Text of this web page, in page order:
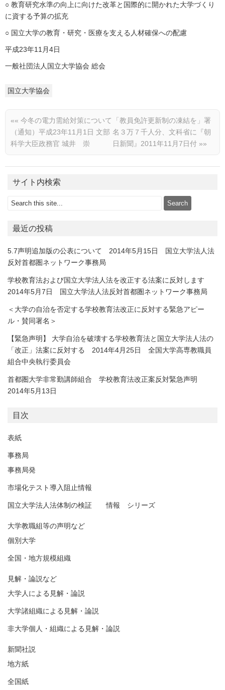
○ 教育研究水準の向上に向けた改革と国際的に開かれた大学づくり
に資する予算の拡充
○ 国立大学の教育・研究・医療を支える人材確保への配慮
平成23年11月4日
一般社団法人国立大学協会 総会
国立大学協会
«« 今冬の電力需給対策について
（通知）平成23年11月1日 文部
科学大臣政務官 城井 崇
「教員免許更新制の凍結を」署
名３万７千人分、文科省に『朝
日新聞』2011年11月7日付 »»
サイト内検索
最近の投稿
5.7声明追加版の公表について 2014年5月15日 国立大学法人法
反対首都圏ネットワーク事務局
学校教育法および国立大学法人法を改正する法案に反対します
2014年5月7日 国立大学法人法反対首都圏ネットワーク事務局
＜大学の自治を否定する学校教育法改正に反対する緊急アピー
ル・賛同署名＞
【緊急声明】 大学自治を破壊する学校教育法と国立大学法人法の
「改正」法案に反対する 2014年4月25日 全国大学高専教職員
組合中央執行委員会
首都圏大学非常勤講師組合 学校教育法改正案反対緊急声明
2014年5月13日
目次
表紙
事務局
事務局発
市場化テスト導入阻止情報
国立大学法人法体制の検証 情報 シリーズ
大学教職組等の声明など
個別大学
全国・地方規模組織
見解・論説など
大学人による見解・論説
大学諸組織による見解・論説
非大学個人・組織による見解・論説
新聞社説
地方紙
全国紙